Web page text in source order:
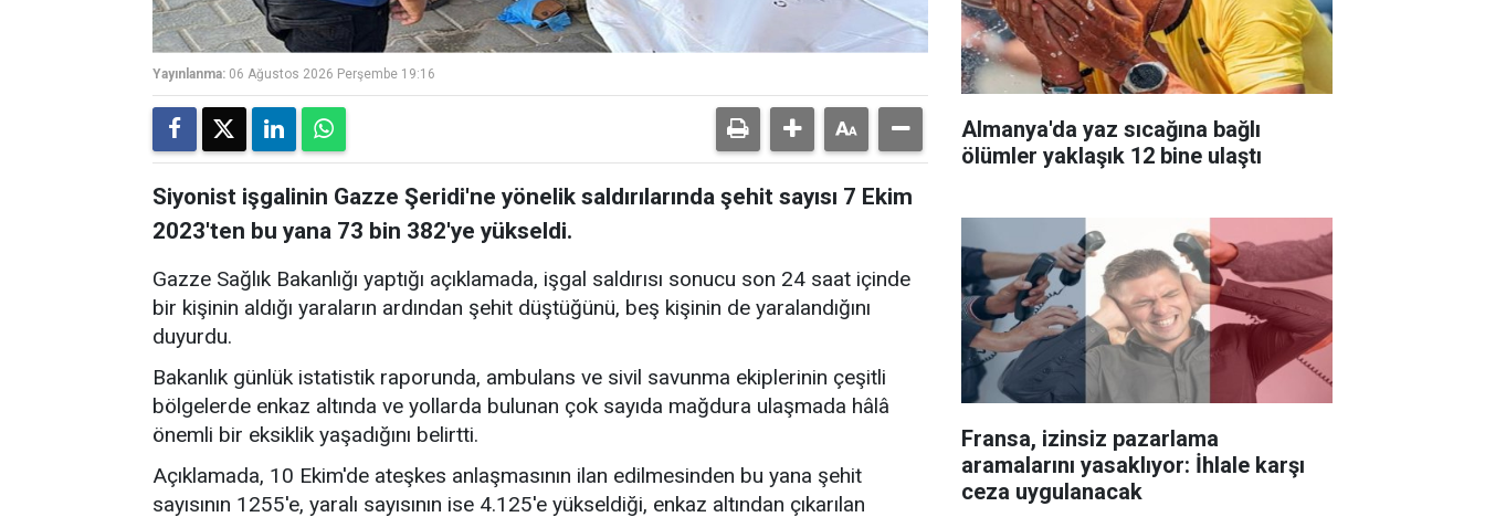
Yayınlanma: 06 Ağustos 2026 Perşembe 19:16
Siyonist işgalinin Gazze Şeridi'ne yönelik saldırılarında şehit sayısı 7 Ekim
2023'ten bu yana 73 bin 382'ye yükseldi.
Gazze Sağlık Bakanlığı yaptığı açıklamada, işgal saldırısı sonucu son 24 saat içinde
bir kişinin aldığı yaraların ardından şehit düştüğünü, beş kişinin de yaralandığını
duyurdu.
Bakanlık günlük istatistik raporunda, ambulans ve sivil savunma ekiplerinin çeşitli
bölgelerde enkaz altında ve yollarda bulunan çok sayıda mağdura ulaşmada hâlâ
önemli bir eksiklik yaşadığını belirtti.
Açıklamada, 10 Ekim'de ateşkes anlaşmasının ilan edilmesinden bu yana şehit
sayısının 1255'e, yaralı sayısının ise 4.125'e yükseldiği, enkaz altından çıkarılan
Almanya'da yaz sıcağına bağlı
ölümler yaklaşık 12 bine ulaştı
Fransa, izinsiz pazarlama
aramalarını yasaklıyor: İhlale karşı
ceza uygulanacak